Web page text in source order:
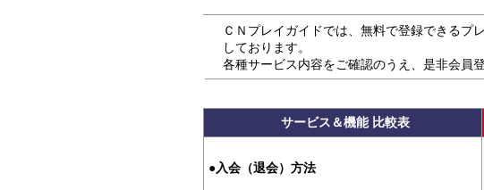
ＣＮプレイガイドでは、無料で登録できるプ
しております。
各種サービス内容をご確認のうえ、是非会員
サービス＆機能 比較表
●入会（退会）方法